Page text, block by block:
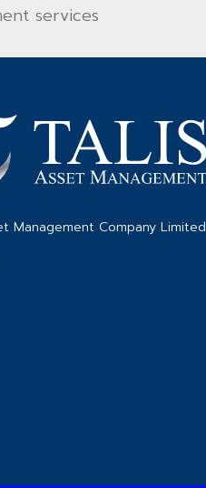
services
Management Company Limited